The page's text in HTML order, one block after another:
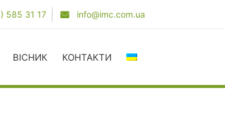
585 31 17 info@imc.com.ua
ВІСНИК КОНТАКТИ